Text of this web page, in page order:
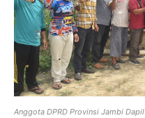
Anggota DPRD Provinsi Jambi